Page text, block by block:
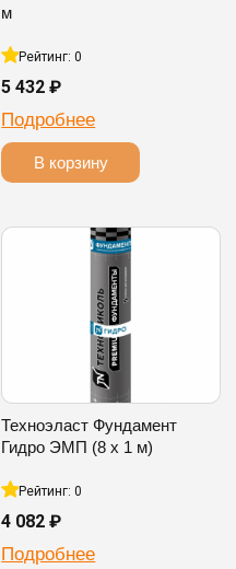
м
Рейтинг: 0
5 432 ₽
Подробнее
В корзину
Техноэласт Фундамент
Гидро ЭМП (8 х 1 м)
Рейтинг: 0
4 082 ₽
Подробнее